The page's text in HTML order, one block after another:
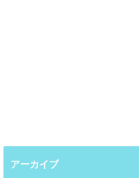
アーカイブ